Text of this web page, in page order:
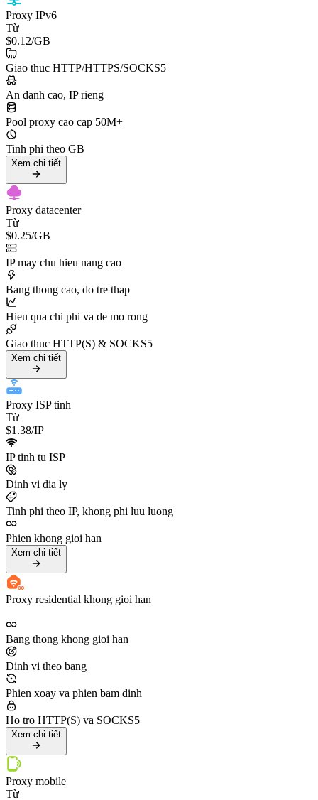
Proxy IPv6
Từ
$0.12/GB
Giao thuc HTTP/HTTPS/SOCKS5
An danh cao, IP rieng
Pool proxy cao cap 50M+
Tinh phi theo GB
Xem chi tiết
Proxy datacenter
Từ
$0.25/GB
IP may chu hieu nang cao
Bang thong cao, do tre thap
Hieu qua chi phi va de mo rong
Giao thuc HTTP(S) & SOCKS5
Xem chi tiết
Proxy ISP tinh
Từ
$1.38/IP
IP tinh tu ISP
Dinh vi dia ly
Tinh phi theo IP, khong phi luu luong
Phien khong gioi han
Xem chi tiết
Proxy residential khong gioi han
Bang thong khong gioi han
Dinh vi theo bang
Phien xoay va phien bam dinh
Ho tro HTTP(S) va SOCKS5
Xem chi tiết
Proxy mobile
Từ